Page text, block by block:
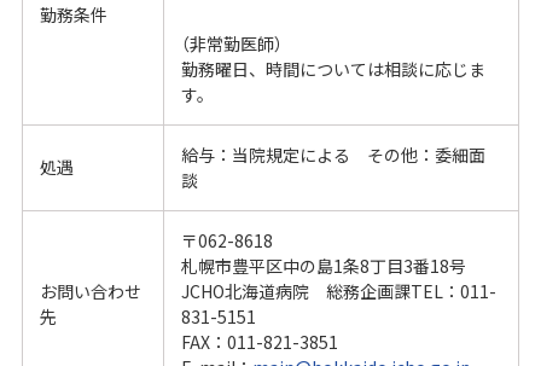
勤務条件
（非常勤医師）
勤務曜日、時間については相談に応じま
す。
処遇 給与：当院規定による
その他：委細面
談
お問い合わせ
先
〒062-8618
札幌市豊平区中の島1条8丁目3番18号
JCHO北海道病院 総務企画課TEL：011-
831-5151
FAX：011-821-3851